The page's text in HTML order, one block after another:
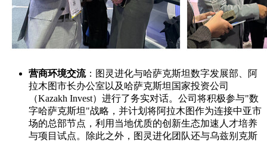
营商环境交流：图灵进化与哈萨克斯坦数字发展部、阿
拉木图市长办公室以及哈萨克斯坦国家投资公司
（Kazakh Invest）进行了务实对话。公司将积极参与"数
字哈萨克斯坦"战略，并计划将阿拉木图作为连接中亚市
场的总部节点，利用当地优质的创新生态加速人才培养
与项目试点。除此之外，图灵进化团队还与乌兹别克斯